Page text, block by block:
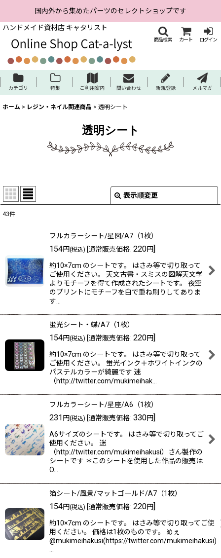
国内外から集めたパーツのセレクトショップです
ハンドメイド資材店 キャタリスト
商品検索 カート ログイン
カテゴリ 特集 ご利用案内 問い合わせ 新規登録 メルマガ
ホーム > レジン・ネイル関連商品 > 透明シート
透明シート
表示順変更
並び順:
絞り込む
43件
フルカラーシート/星図/A7（1枚）
154円(税込) [通常販売価格: 220円]
約10×7cm のシートです。 はさみ等で切り取って
ご使用ください。 天文古書・スミスの図解天文学
よりモチーフを得て作成されたシートです。 夜空
のプリントにモチーフを白で重ね刷りしてありま
す…
蛍光シート・蝶/A7（1枚）
154円(税込) [通常販売価格: 220円]
約10×7cm のシートです。 はさみ等で切り取って
ご使用ください。 蛍光インク＋ホワイトインクの
パステルカラーが綺麗です 迷
（http://twitter.com/mukimeihak…
フルカラーシート/星座/A6（1枚）
231 円(税込) [通常販売価格: 330円]
A6サイズのシートです。 はさみ等で切り取ってご
使用ください。 迷
（http://twitter.com/mukimeihakusi）さん製作の
シートです ＊このシートを使用した作品の販売は
O…
箔シート/風景/マットゴールド/A7（1枚）
154円(税込) [通常販売価格: 220円]
約10×7cm のシートです。 はさみ等で切り取ってご使
用ください。 価格は1枚のものです。 めぇ
@mukimeihakusi(https://twitter.com/mukimeihakusi)